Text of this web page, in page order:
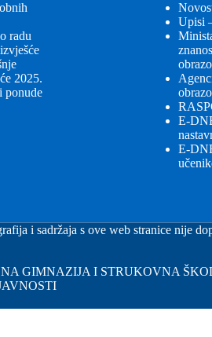
radu
2025.
ponude
Upisi
E-
E-
i sadržaja s ove web stranice nije
GIMNAZIJA I STRUKOVNA